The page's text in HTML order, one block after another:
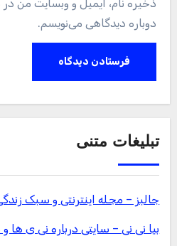
ذخیره نام، ایمیل و وبسایت من در
دوباره دیدگاهی می‌نویسم.
تبلیغات متنی
جالبز – مجله اینترنتی و سبک
بیا نی نی – سایتی درباره نی ی ها